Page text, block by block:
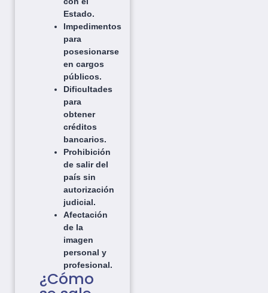
Estado.
Impedimentos
para
posesionarse
en cargos
públicos.
Dificultades
para
obtener
créditos
bancarios.
Prohibición
de salir del
país sin
autorización
judicial.
Afectación
de la
imagen
personal y
profesional.
¿Cómo